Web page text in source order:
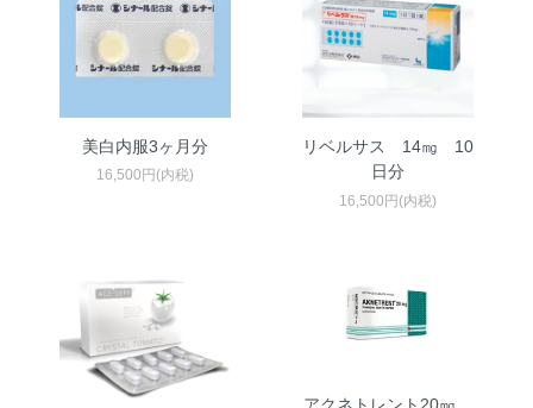
美白内服3ヶ月分
16,500円(内税)
リベルサス 14㎎ 10
日分
16,500円(内税)
アクネトレント20㎎